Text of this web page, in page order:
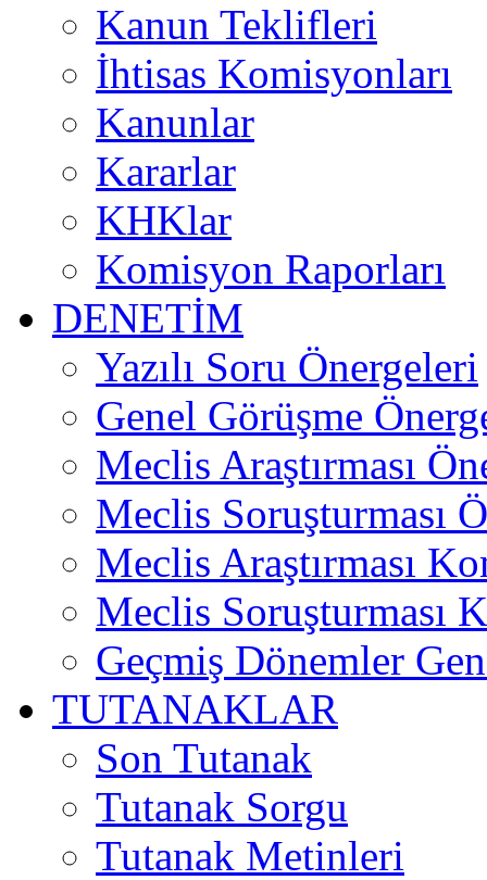
Kanun Teklifleri
İhtisas Komisyonları
Kanunlar
Kararlar
KHKlar
Komisyon Raporları
DENETİM
Yazılı Soru Önergeleri
Genel Görüşme
Meclis Araştırması
Meclis Soruşturması
Meclis Araştırması
Meclis Soruşturması
Geçmiş Dönemler
TUTANAKLAR
Son Tutanak
Tutanak Sorgu
Tutanak Metinleri